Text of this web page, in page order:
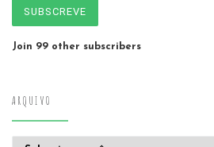
SUBSCREVE
Join 99 other subscribers
ARQUIVO